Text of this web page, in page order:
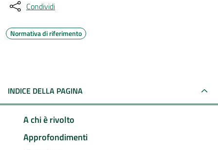
Condividi
Normativa di riferimento
INDICE DELLA PAGINA
A chi è rivolto
Approfondimenti